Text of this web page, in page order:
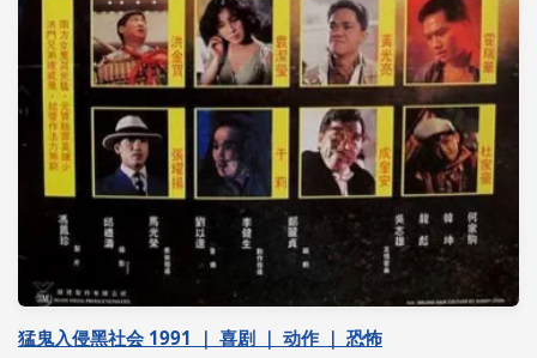
猛鬼入侵黑社会 1991 ｜ 喜剧 ｜ 动作 ｜ 恐怖